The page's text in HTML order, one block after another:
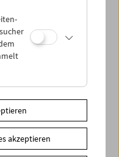
akzeptieren